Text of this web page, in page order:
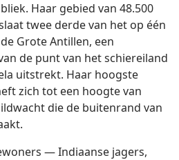
Haar gebied van 48.500
twee derde van het op één
Grote Antillen, een
de punt van het schiereiland
uitstrekt. Haar hoogste
zich tot een hoogte van
die de buitenrand van
— Indiaanse jagers,